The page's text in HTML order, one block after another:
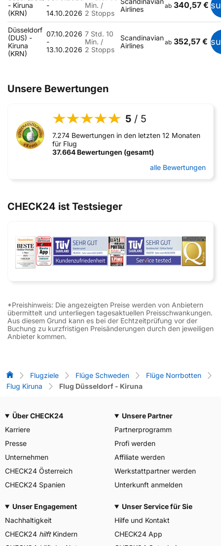
- Kiruna
(KRN)
-
14.10.2026
Min. /
2 Stopps
Airlines
ab 340,57 €
Düsseldorf
(DUS) -
Kiruna
(KRN)
07.10.2026
-
13.10.2026
7 Std. 10
Min. /
2 Stopps
Scandinavian
Airlines
ab 352,57 €
Unsere Bewertungen
5 / 5
7.274 Bewertungen in den letzten 12 Monaten
für Flug
37.664 Bewertungen (gesamt)
alle Bewertungen
CHECK24 ist Testsieger
*Preishinweis: Die angezeigten Preise werden von Anbietern
übermittelt und unterliegen tagesaktuellen Preisschwankungen.
Aus diesem Grund kann es bei der Echtzeitprüfung vor der
Buchung zu kurzfristigen Preisänderungen durch den jeweiligen
Anbieter kommen.
Flug-Vergleich
Flugziele Flüge Schweden
Flüge Norrbotten
Flug Kiruna
Flug Düsseldorf - Kiruna
Über CHECK24
Karriere
Presse
Unternehmen
CHECK24 Österreich
CHECK24 Spanien
Unsere Partner
Partnerprogramm
Profi werden
Affiliate werden
Werkstattpartner werden
Unterkunft anmelden
Unser Engagement
Nachhaltigkeit
CHECK24 hilftKindern
Unser Service für Sie
Hilfe und Kontakt
CHECK24 App